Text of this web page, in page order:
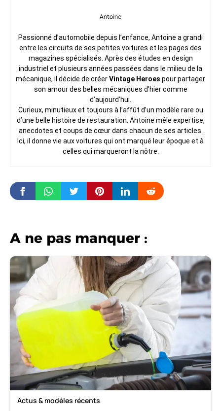
Antoine
Passionné d’automobile depuis l’enfance, Antoine a grandi
entre les circuits de ses petites voitures et les pages des
magazines spécialisés. Après des études en design
industriel et plusieurs années passées dans le milieu de la
mécanique, il décide de créerVintage Heroes pour partager
son amour des belles mécaniques d’hier comme
d’aujourd’hui.
Curieux, minutieux et toujours à l’affût d’un modèle rare ou
d’une belle histoire de restauration, Antoine mêle expertise,
anecdotes et coups de cœur dans chacun de ses articles.
Ici, il donne vie aux voitures qui ont marqué leur époque et à
celles qui marqueront la nôtre.
A ne pas manquer :
Actus & modèles récents